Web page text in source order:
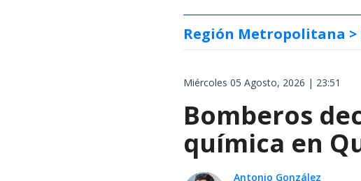
Región Metropolitana
Miércoles 05 Agosto, 2026 | 23:51
Bomberos
química en
Antonio González